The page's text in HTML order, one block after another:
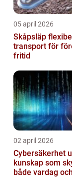
05 april 2026
Skåpsläp flexibel
transport för
fritid
02 april 2026
Cybersäkerhet
kunskap som
både vardag och